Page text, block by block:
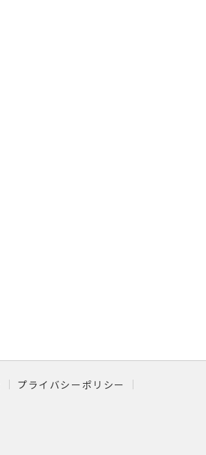
プライバシーポリシー